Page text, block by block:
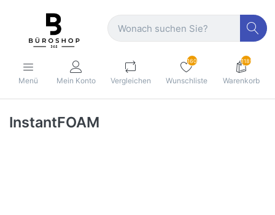
Menü Mein Konto Vergleichen
160
Wunschliste
1189
Warenkorb
InstantFOAM